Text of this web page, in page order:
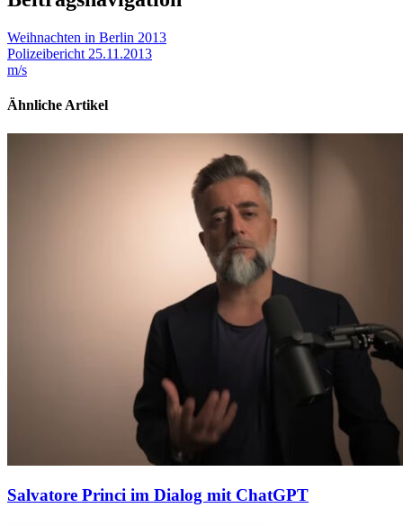
Weihnachten in Berlin 2013
Polizeibericht 25.11.2013
m/s
Ähnliche Artikel
Salvatore Princi im Dialog mit ChatGPT